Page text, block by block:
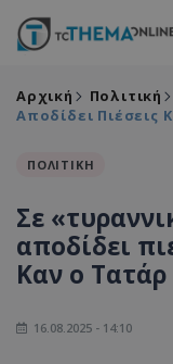
Αρχική Πολιτική
Αποδίδει Πιέσεις
ΠΟΛΙΤΙΚΗ
Σε
αποδίδει
Καν ο Τατάρ
16.08.2025 - 14:10